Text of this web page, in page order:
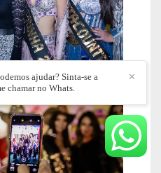
✕
ajudar? Sinta-se a
chamar no Whats.